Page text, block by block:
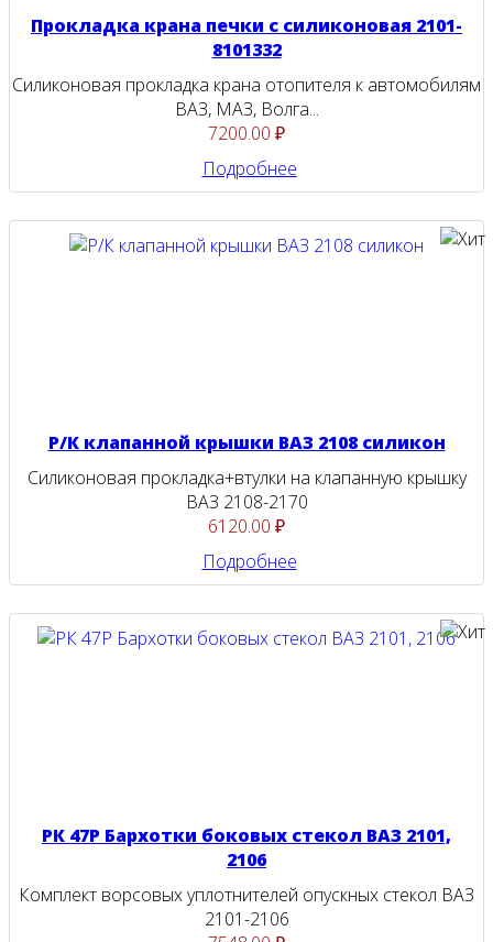
Прокладка крана печки с силиконовая 2101-
8101332
Силиконовая прокладка крана отопителя к автомобилям
ВАЗ, МАЗ, Волга...
7200.00 ₽
Подробнее
Р/К клапанной крышки ВАЗ 2108 силикон
Силиконовая прокладка+втулки на клапанную крышку
ВАЗ 2108-2170
6120.00 ₽
Подробнее
РК 47Р Бархотки боковых стекол ВАЗ 2101,
2106
Комплект ворсовых уплотнителей опускных стекол ВАЗ
2101-2106